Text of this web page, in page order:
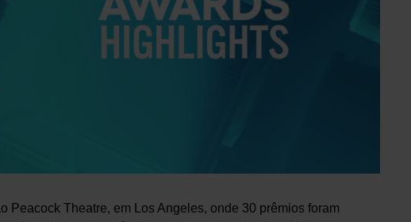
Peacock Theatre, em Los Angeles, onde 30 prêmios foram